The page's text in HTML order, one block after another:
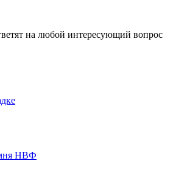
на любой интересующий вопрос
НВФ